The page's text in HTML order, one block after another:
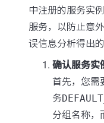
中注册的服务实
服务，以防止意
误信息分析得出的
确认服务实
首先，您需
务
分组名称，